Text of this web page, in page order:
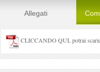
Allegati
CLICCANDO QUI, potrai